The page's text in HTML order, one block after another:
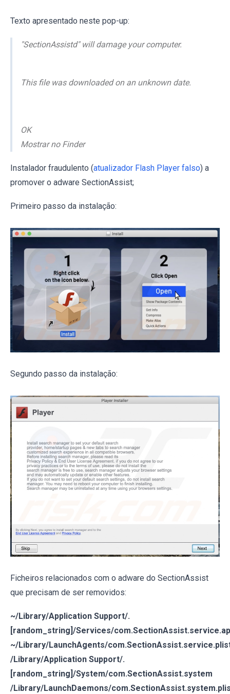
Texto apresentado neste pop-up:
"SectionAssistd" will damage your computer.
This file was downloaded on an unknown date.
OK
Mostrar no Finder
Instalador fraudulento (atualizador Flash Player falso) a
promover o adware SectionAssist;
Primeiro passo da instalação:
Segundo passo da instalação:
Ficheiros relacionados com o adware do SectionAssist
que precisam de ser removidos:
~/Library/Application Support/.
[random_string]/Services/
~/Library/LaunchAgents/
/Library/Application Support/.
[random_string]/System/com.SectionAssist.system
/Library/LaunchDaemons/